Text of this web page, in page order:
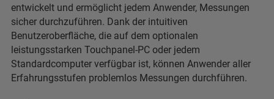
entwickelt und ermöglicht jedem Anwender, Messungen
sicher durchzuführen. Dank der intuitiven
Benutzeroberfläche, die auf dem optionalen
leistungsstarken Touchpanel-PC oder jedem
Standardcomputer verfügbar ist, können Anwender aller
Erfahrungsstufen problemlos Messungen durchführen.